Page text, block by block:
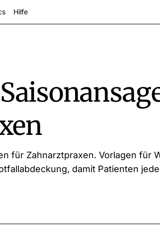
Hilfe
für Zahnarztpraxen. Vorlagen für
damit Patienten